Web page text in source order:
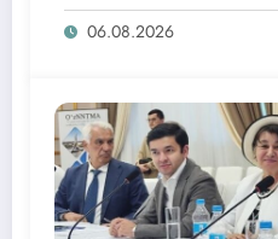
06.08.2026